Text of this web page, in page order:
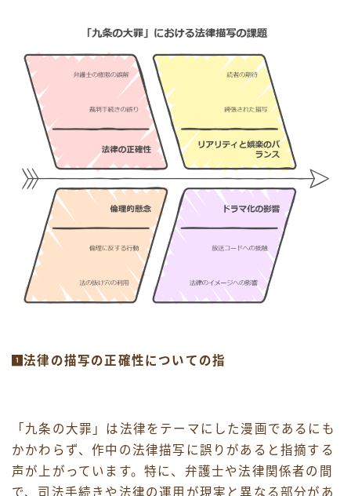
法律の描写の正確性についての指
「九条の大罪」は法律をテーマにした漫画であるにも
かかわらず、作中の法律描写に誤りがあると指摘する
声が上がっています。特に、弁護士や法律関係者の間
で、司法手続きや法律の運用が現実と異なる部分があ